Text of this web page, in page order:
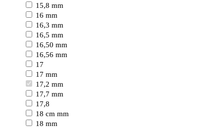
15,8 mm
16 mm
16,3 mm
16,5 mm
16,50 mm
16,56 mm
17
17 mm
17,2 mm
17,7 mm
17,8
18 cm mm
18 mm